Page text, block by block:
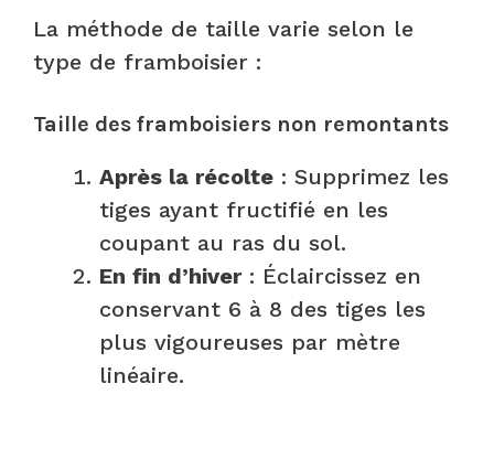
La méthode de taille varie selon le
type de framboisier :
Taille des framboisiers non remontants
Après la récolte : Supprimez les
tiges ayant fructifié en les
coupant au ras du sol.
En fin d’hiver: Éclaircissez en
conservant 6 à 8 des tiges les
plus vigoureuses par mètre
linéaire.